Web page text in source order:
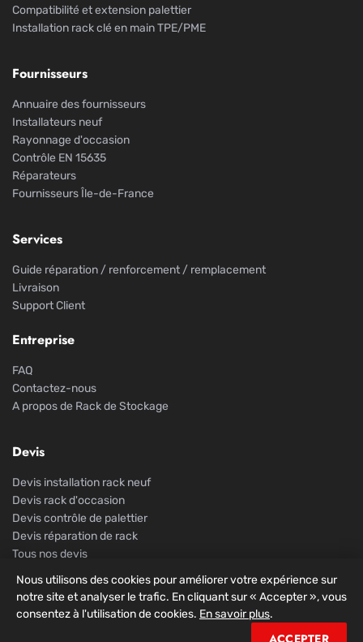
Compatibilité et extension palettier
Installation rack clé en main TPE/PME
Fournisseurs
Annuaire des fournisseurs
Installateurs neuf
Rayonnage d'occasion
Contrôle EN 15635
Réparateurs
Fournisseurs Île-de-France
Services
Guide réparation / renforcement / remplacement
Livraison
Support Client
Entreprise
FAQ
Contactez-nous
A propos de Rack de Stockage
Devis
Devis installation rack neuf
Devis rack d'occasion
Devis contrôle de palettier
Devis réparation de rack
Tous nos devis
© 2026 Rack De Stockage. Tous droits réservés.
Nous utilisons des cookies pour améliorer votre expérience sur
notre site et analyser le trafic. En cliquant sur « Accepter », vous
consentez à l'utilisation de cookies. En savoir plus.
ACCEPTER